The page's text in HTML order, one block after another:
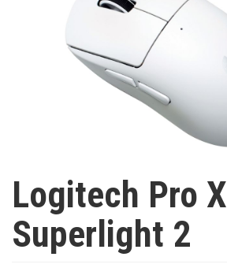
Logitech Pro X
Superlight 2